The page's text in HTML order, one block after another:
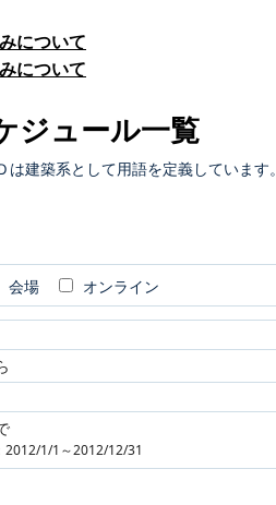
について
について
ジュール一覧
建築系として用語を定義しています。
会場 オンライン
2012/1/1～2012/12/31